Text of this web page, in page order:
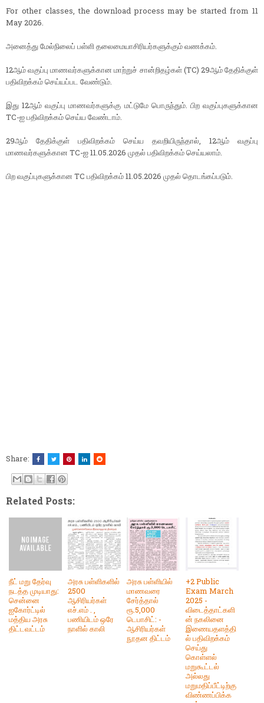
For other classes, the download process may be started from 11
May 2026.
அனைத்து மேல்நிலைப் பள்ளி தலைமையாசிரியர்களுக்கும் வணக்கம்.
12ஆம் வகுப்பு மாணவர்களுக்கான மாற்றுச் சான்றிதழ்கள் (TC) 29ஆம் தேதிக்குள்
பதிவிறக்கம் செய்யப்பட வேண்டும்.
இது 12ஆம் வகுப்பு மாணவர்களுக்கு மட்டுமே பொருந்தும். பிற வகுப்புகளுக்கான
TC-ஐ பதிவிறக்கம் செய்ய வேண்டாம்.
29ஆம் தேதிக்குள் பதிவிறக்கம் செய்ய தவறியிருந்தால், 12ஆம் வகுப்பு
மாணவர்களுக்கான TC-ஐ 11.05.2026 முதல் பதிவிறக்கம் செய்யலாம்.
பிற வகுப்புகளுக்கான TC பதிவிறக்கம் 11.05.2026 முதல் தொடங்கப்படும்.
Share:
Related Posts:
நீட் மறு தேர்வு
நடத்த முடியாது:
சென்னை
ஐகோர்ட்டில்
மத்திய அரசு
திட்டவட்டம்
அரசு பள்ளிகளில்
2500
ஆசிரியர்கள்
எச்.எம் . ,
பணியிடம் ஒரே
நாளில் காலி
அரசு பள்ளியில்
மாணவரை
சேர்த்தால்
ரூ.5,000
டெபாசிட்: -
ஆசிரியர்கள்
நூதன திட்டம்
+2 Public
Exam March
2025 -
விடைத்தாட்களி
ன் நகலினை
இணையதளத்தி
ல் பதிவிறக்கம்
செய்து
கொள்ளல்
மறுகூட்டல்
அல்லது
மறுமதிப்பீட்டிற்கு
விண்ணப்பிக்க